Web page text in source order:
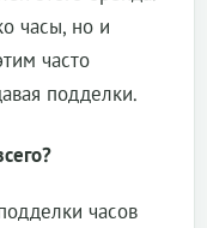
часы, но и
часто
подделки.
часов